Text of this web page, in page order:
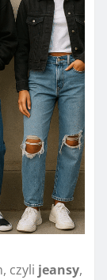
czyli jeansy,